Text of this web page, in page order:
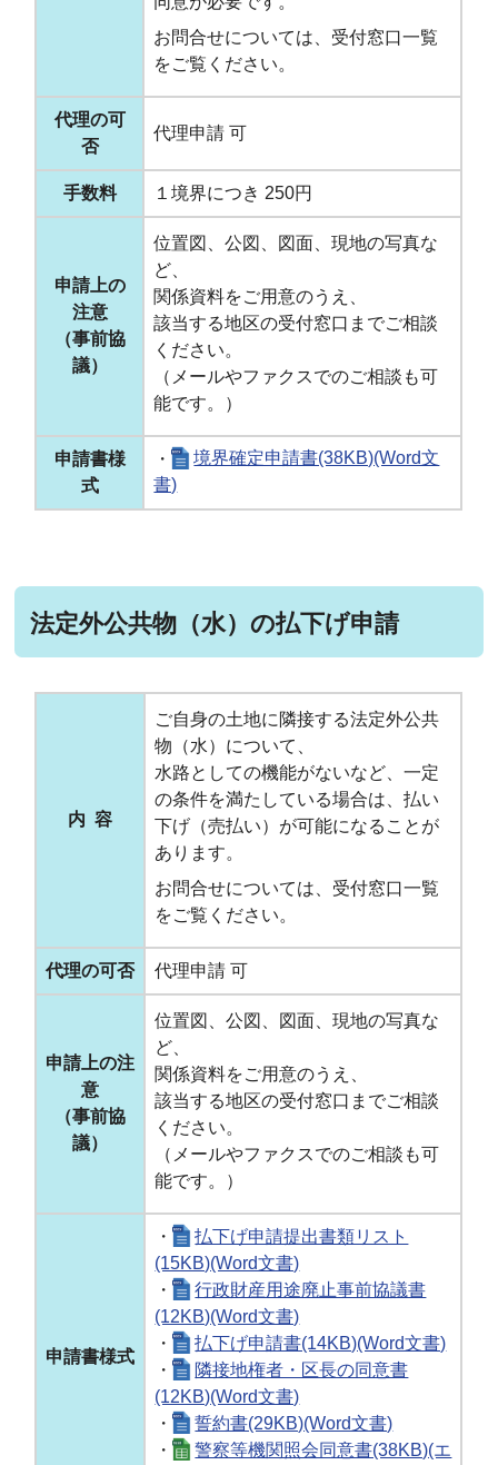
お問合せについては、受付窓口一覧
をご覧ください。
代理の可
否
代理申請 可
手数料 １境界につき 250円
申請上の
注意
（事前協
議）
位置図、公図、図面、現地の写真な
ど、
関係資料をご用意のうえ、
該当する地区の受付窓口までご相談
ください。
（メールやファクスでのご相談も可
能です。）
申請書様
式
・
境界確定申請書(38KB)(Word文
書)
法定外公共物（水）の払下げ申請
内 容
ご自身の土地に隣接する法定外公共
物（水）について、
水路としての機能がないなど、一定
の条件を満たしている場合は、払い
下げ（売払い）が可能になることが
あります。
お問合せについては、受付窓口一覧
をご覧ください。
代理の可否 代理申請 可
申請上の注
意
（事前協
議）
位置図、公図、図面、現地の写真な
ど、
関係資料をご用意のうえ、
該当する地区の受付窓口までご相談
ください。
（メールやファクスでのご相談も可
能です。）
申請書様式
・
払下げ申請提出書類リスト
(15KB)(Word文書)
・
行政財産用途廃止事前協議書
(12KB)(Word文書)
・
払下げ申請書(14KB)(Word文書)
・
隣接地権者・区長の同意書
(12KB)(Word文書)
・
誓約書(29KB)(Word文書)
・
警察等機関照会同意書(38KB)(エ